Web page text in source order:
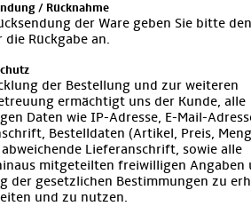
/ Rücknahme
der Ware geben Sie bitte den
die Rückgabe an.
der Bestellung und zur weiteren
ermächtigt uns der Kunde, alle
Daten wie IP-Adresse, E-Mail-
Bestelldaten (Artikel, Preis,
Lieferanschrift, sowie alle
mitgeteilten freiwilligen Angaben
der gesetzlichen Bestimmungen zu
und zu nutzen.